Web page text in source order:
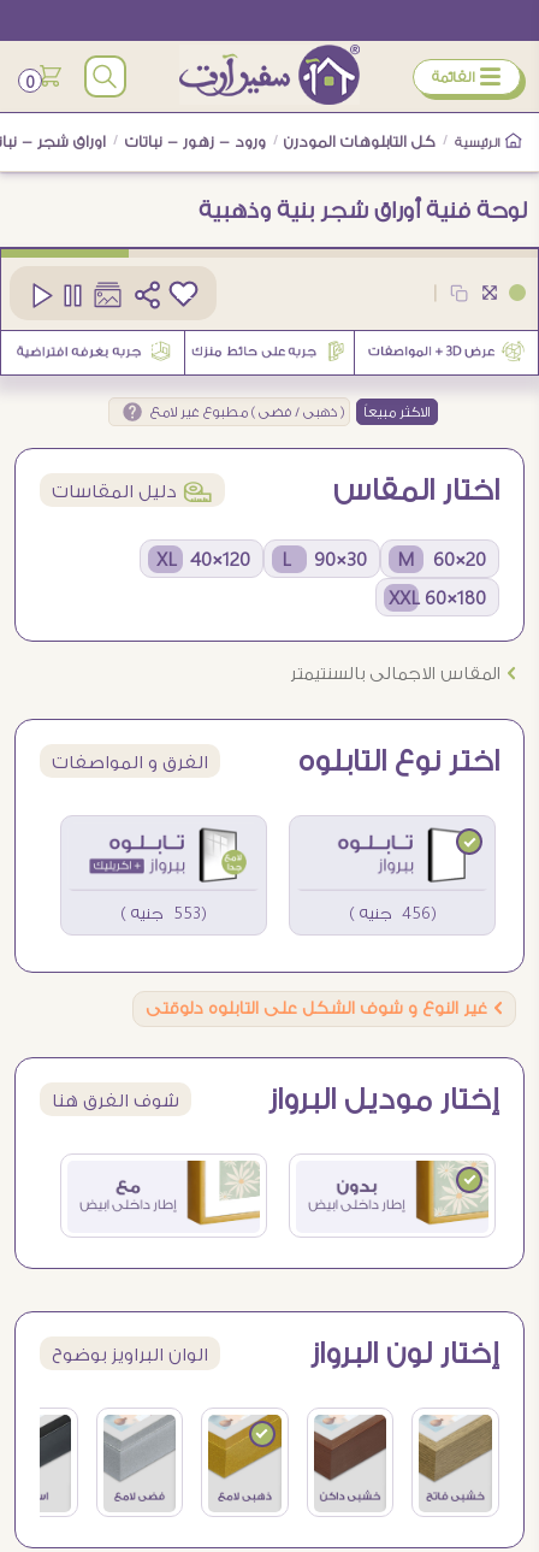
ÿ القائمة 0
الرئيسية / كل التابلوهات المودرن / ورود - زهور - نباتات / اوراق شجر -
لوحة فنية أوراق شجر بنية وذهبية
12
الاكثر مبيعاً ( ذهبى / فضى ) مطبوع غير لامع
اختار المقاس í دليل المقاسات
20×60 M
30×90 L
120×40 XL
180×60 XXL
Ö المقاس الاجمالى بالسنتيمتر
اختر نوع التابلوه الفرق و المواصفات
(456 جنيه ) (553 جنيه )
Ö غير النوع و شوف الشكل على التابلوه دلوقتى
إختار موديل البرواز شوف الفرق هنا
إختار لون البرواز الوان البراويز بوضوح